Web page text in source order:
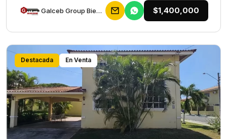
Galceb Group Bienes Raices $1,400,000
Destacada En Venta